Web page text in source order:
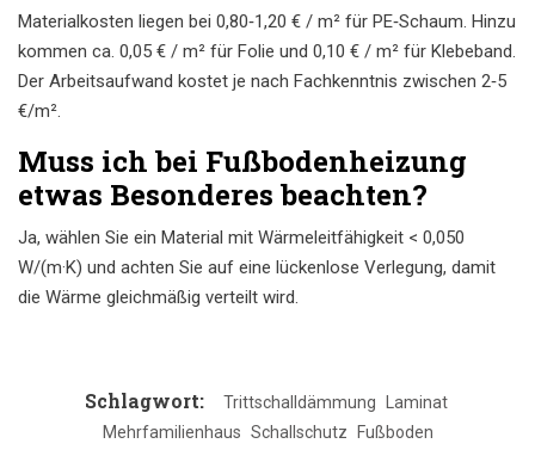
Materialkosten liegen bei 0,80‑1,20 € / m² für PE‑Schaum. Hinzu
kommen ca. 0,05 € / m² für Folie und 0,10 € / m² für Klebeband.
Der Arbeitsaufwand kostet je nach Fachkenntnis zwischen 2‑5
€/m².
Muss ich bei Fußbodenheizung
etwas Besonderes beachten?
Ja, wählen Sie ein Material mit Wärmeleitfähigkeit < 0,050
W/(m·K) und achten Sie auf eine lückenlose Verlegung, damit
die Wärme gleichmäßig verteilt wird.
Schlagwort: Trittschalldämmung
Laminat
Mehrfamilienhaus Schallschutz Fußboden